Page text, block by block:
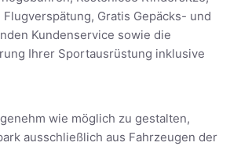
Gratis Gepäcks- und
Kundenservice sowie die
Ihrer Sportausrüstung inklusive
wie möglich zu gestalten,
ausschließlich aus Fahrzeugen der